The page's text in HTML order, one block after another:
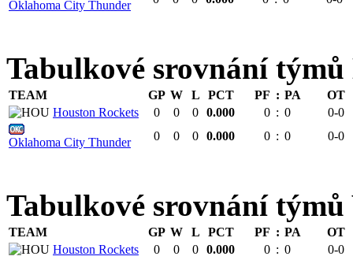
Oklahoma City Thunder
Tabulkové srovnání
TEAM GP W L PCT PF : PA
OT
Houston Rockets
0 0 0 0.000 0 : 0 0-0
Oklahoma City Thunder 0 0 0 0.000 0 : 0 0-0
Tabulkové srovnání
TEAM GP W L PCT PF : PA
OT
Houston Rockets
0 0 0 0.000 0 : 0 0-0